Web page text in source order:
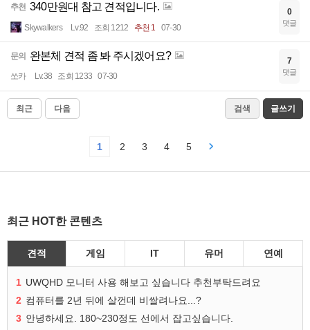
추천 340만원대 참고 견적입니다.
Skywalkers Lv.92 조회 1212 추천 1 07-30
0
댓글
문의 완본체 견적 좀 봐 주시겠어요?
쏘카 Lv.38 조회 1233 07-30
7
댓글
최근 다음 검색 글쓰기
1 2 3 4 5
최근 HOT한 콘텐츠
견적 게임 IT 유머 연예
1 UWQHD 모니터 사용 해보고 싶습니다 추천부탁드려요
2 컴퓨터를 2년 뒤에 살껀데 비쌀려나요...?
3 안녕하세요. 180~230정도 선에서 잡고싶습니다.